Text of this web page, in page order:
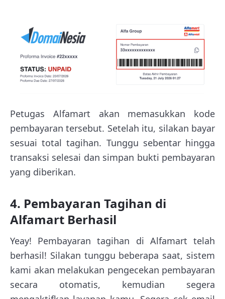
Petugas Alfamart akan memasukkan kode
pembayaran tersebut. Setelah itu, silakan bayar
sesuai total tagihan. Tunggu sebentar hingga
transaksi selesai dan simpan bukti pembayaran
yang diberikan.
4. Pembayaran Tagihan di
Alfamart Berhasil
Yeay! Pembayaran tagihan di Alfamart telah
berhasil! Silakan tunggu beberapa saat, sistem
kami akan melakukan pengecekan pembayaran
secara otomatis, kemudian segera